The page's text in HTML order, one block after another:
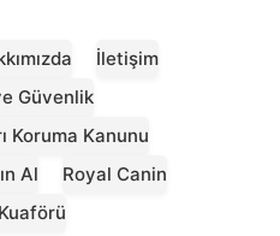
İletişim
Güvenlik
Koruma Kanunu
Al
Royal Canin